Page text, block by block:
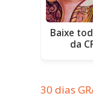
Baixe
da
30 dias